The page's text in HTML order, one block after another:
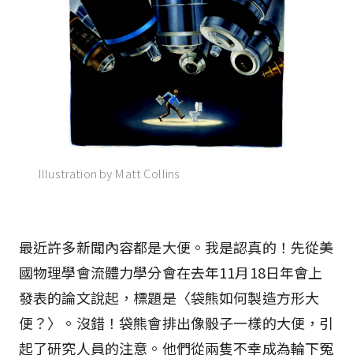
Illustration by Matt Collins
最近許多新聞內容都是大便。我是認真的！先從美
國物理學會流體力學分會在去年11月18日年會上
發表的論文說起，標題是〈袋熊如何製造方形大
便？〉。沒錯！袋熊會排出像骰子一樣的大便，引
起了研究人員的注意。他們從兩隻不幸成為輪下冤